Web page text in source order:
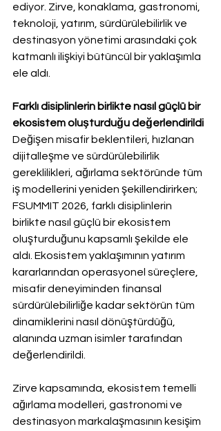
ediyor. Zirve, konaklama, gastronomi,
teknoloji, yatırım, sürdürülebilirlik ve
destinasyon yönetimi arasındaki çok
katmanlı ilişkiyi bütüncül bir yaklaşımla
ele aldı.
Farklı disiplinlerin birlikte nasıl güçlü bir
ekosistem oluşturduğu değerlendirildi
Değişen misafir beklentileri, hızlanan
dijitalleşme ve sürdürülebilirlik
gereklilikleri, ağırlama sektöründe tüm
iş modellerini yeniden şekillendirirken;
FSUMMIT 2026, farklı disiplinlerin
birlikte nasıl güçlü bir ekosistem
oluşturduğunu kapsamlı şekilde ele
aldı. Ekosistem yaklaşımının yatırım
kararlarından operasyonel süreçlere,
misafir deneyiminden finansal
sürdürülebilirliğe kadar sektörün tüm
dinamiklerini nasıl dönüştürdüğü,
alanında uzman isimler tarafından
değerlendirildi.
Zirve kapsamında, ekosistem temelli
ağırlama modelleri, gastronomi ve
destinasyon markalaşmasının kesişim